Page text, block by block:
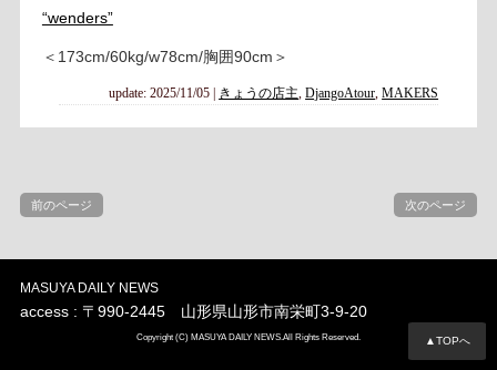
▲TOPへ
“wenders”
＜173cm/60kg/w78cm/胸囲90cm＞
update: 2025/11/05 | きょうの店主 ,DjangoAtour ,MAKERS
前のページ 次のページ
MASUYA DAILY NEWS
access : 〒990-2445 山形県山形市南栄町3-9-20
Copyright (C) MASUYA DAILY NEWS.All Rights Reserved.